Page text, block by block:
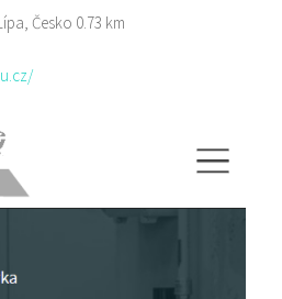
Česko 0.73 km